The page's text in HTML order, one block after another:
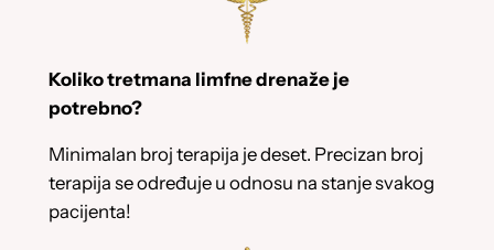
Koliko tretmana limfne drenaže je
potrebno?
Minimalan broj terapija je deset. Precizan broj
terapija se određuje u odnosu na stanje svakog
pacijenta!